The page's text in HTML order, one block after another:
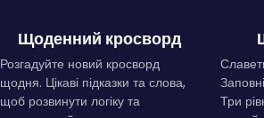
Щоденний кросворд
Розгадуйте новий кросворд
щодня. Цікаві підказки та слова,
щоб розвинути логіку та
Три